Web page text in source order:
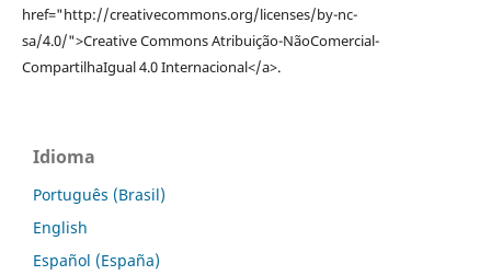
href="http://creativecommons.org/licenses/by-nc-
sa/4.0/">Creative Commons Atribuição-NãoComercial-
CompartilhaIgual 4.0 Internacional</a>.
Idioma
Português (Brasil)
English
Español (España)